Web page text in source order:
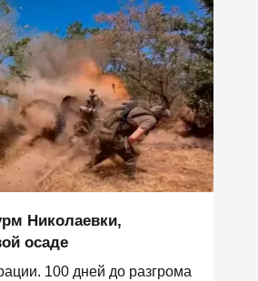
Николаевки,
осаде
100 дней до разгрома